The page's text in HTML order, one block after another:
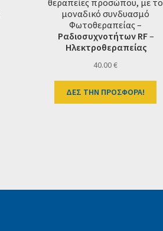
θεραπείες προσώπου, με το
μοναδικό συνδυασμό
Φωτοθεραπείας –
Ραδιοσυχνοτήτων RF–
Ηλεκτροθεραπείας
40.00€
ΔΕΣ ΤΗΝ ΠΡΟΣΦΟΡΑ!